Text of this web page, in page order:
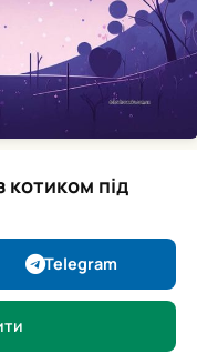
котиком під
Telegram